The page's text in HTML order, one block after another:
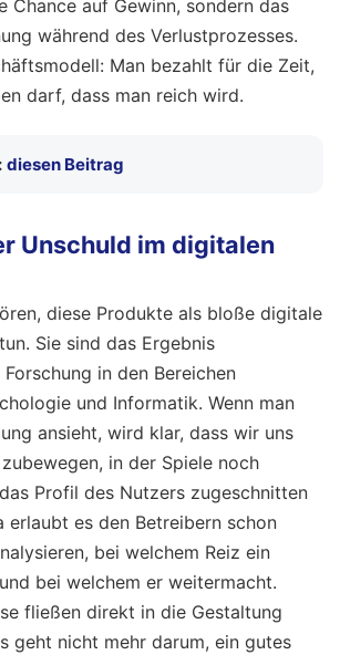
Chance auf Gewinn, sondern das
während des Verlustprozesses.
Man bezahlt für die Zeit,
darf, dass man reich wird.
diesen Beitrag
Unschuld im digitalen
diese Produkte als bloße digitale
Sie sind das Ergebnis
in den Bereichen
und Informatik. Wenn man
ansieht, wird klar, dass wir uns
in der Spiele noch
Profil des Nutzers zugeschnitten
erlaubt es den Betreibern schon
bei welchem Reiz ein
bei welchem er weitermacht.
fließen direkt in die Gestaltung
geht nicht mehr darum, ein gutes